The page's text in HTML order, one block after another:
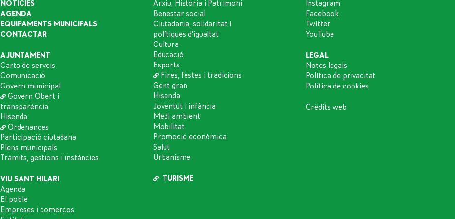
NOTÍCIES
AGENDA
EQUIPAMENTS MUNICIPALS
CONTACTAR
AJUNTAMENT
Carta de serveis
Comunicació
Govern municipal
Govern Obert i
transparència
Hisenda
Ordenances
Participació ciutadana
Plens municipals
Tràmits, gestions i instàncies
VIU SANT HILARI
Agenda
El poble
Empreses i comerços
Arxiu, Història i Patrimoni
Benestar social
Ciutadania, solidaritat i
polítiques d'igualtat
Cultura
Educació
Esports
Fires, festes i tradicions
Gent gran
Hisenda
Joventut i infància
Medi ambient
Mobilitat
Promoció econòmica
Salut
Urbanisme
TURISME
Instagram
Facebook
Twitter
YouTube
LEGAL
Notes legals
Política de privacitat
Política de cookies
Crèdits web